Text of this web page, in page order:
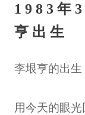
1983年
亨出生
李垠亨的出
用今天的眼